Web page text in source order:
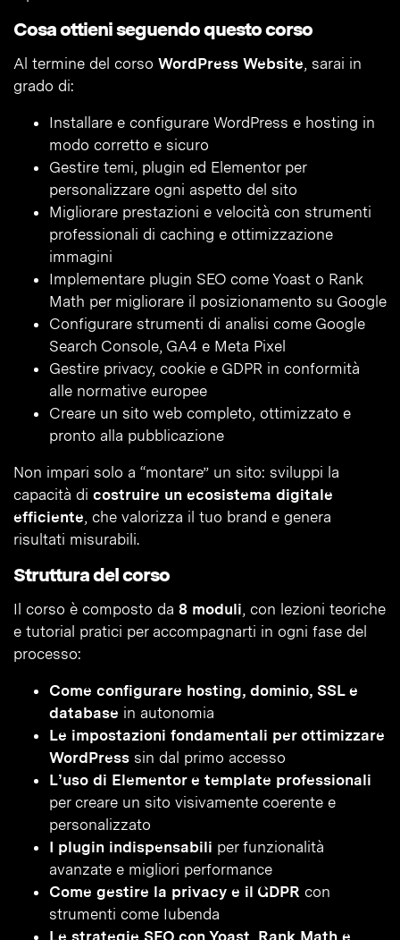
Cosa ottieni seguendo questo corso
Al termine del corso WordPress Website, sarai in
grado di:
Installare e configurare WordPress e hosting in
modo corretto e sicuro
Gestire temi, plugin ed Elementor per
personalizzare ogni aspetto del sito
Migliorare prestazioni e velocità con strumenti
professionali di caching e ottimizzazione
immagini
Implementare plugin SEO come Yoast o Rank
Math per migliorare il posizionamento su Google
Configurare strumenti di analisi come Google
Search Console, GA4 e Meta Pixel
Gestire privacy, cookie e GDPR in conformità
alle normative europee
Creare un sito web completo, ottimizzato e
pronto alla pubblicazione
Non impari solo a “montare” un sito: sviluppi la
capacità di costruire un ecosistema digitale
efficiente, che valorizza il tuo brand e genera
risultati misurabili.
Struttura del corso
Il corso è composto da 8 moduli, con lezioni teoriche
e tutorial pratici per accompagnarti in ogni fase del
processo:
Come configurare hosting, dominio, SSL e
database in autonomia
Le impostazioni fondamentali per ottimizzare
WordPress sin dal primo accesso
L’uso di Elementor e template professionali
per creare un sito visivamente coerente e
personalizzato
I plugin indispensabili per funzionalità
avanzate e migliori performance
Come gestire la privacy e il GDPR con
strumenti come Iubenda